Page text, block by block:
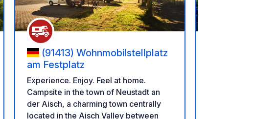
(91413) Wohnmobilstellplatz
am Festplatz
Experience. Enjoy. Feel at home.
Campsite in the town of Neustadt an
der Aisch, a charming town centrally
located in the Aisch Valley between